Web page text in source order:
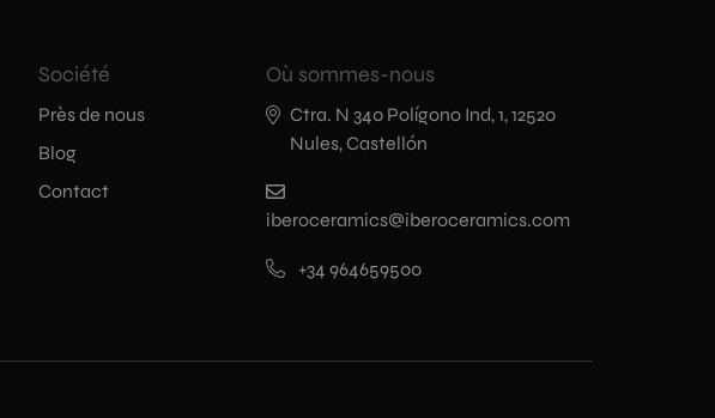
Société
Près de nous
Blog
Contact
Où sommes-nous
Ctra. N 340 Polígono Ind, 1, 12520
Nules, Castellón
iberoceramics@iberoceramics.com
+34 964659500